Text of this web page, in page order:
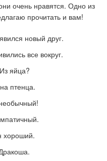
очень нравятся. Одно из
прочитать и вам!
новый друг.
все вокруг.
яйца?
птенца.
хороший.